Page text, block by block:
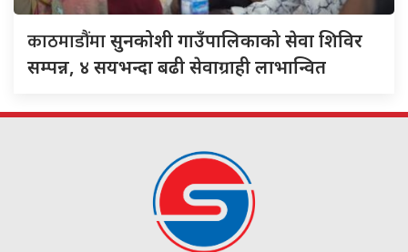
काठमाडौंमासुनकोशी गाउँपालिकाको सेवा शिविर
सम्पन्न, ४ सयभन्दा बढी सेवाग्राही लाभान्वित